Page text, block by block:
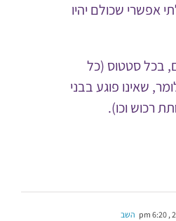
אפשרי שכולם יהיו
בכל סטטוס (כל
שאינו פוגע בבני
רכוש וכו).
השב